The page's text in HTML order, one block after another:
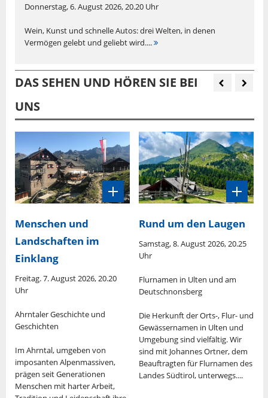
Donnerstag, 6. August 2026, 20.20 Uhr
Wein, Kunst und schnelle Autos: drei Welten, in denen
Vermögen gelebt und geliebt wird....
DAS SEHEN UND HÖREN SIE BEI
UNS
Menschen und
Landschaften im
Einklang
Freitag. 7. August 2026, 20.20
Uhr
Ahrntaler Geschichte und
Geschichten
Im Ahrntal, umgeben von
imposanten Alpenmassiven,
prägen seit Generationen
Menschen mit harter Arbeit,
Rund um den Laugen
Samstag, 8. August 2026, 20.25
Uhr
Flurnamen in Ulten und am
Deutschnonsberg
Die Herkunft der Orts-, Flur- und
Gewässernamen in Ulten und
Umgebung sind vielfältig. Wir
sind mit Johannes Ortner, dem
Beauftragten für Flurnamen des
Landes Südtirol, unterwegs....